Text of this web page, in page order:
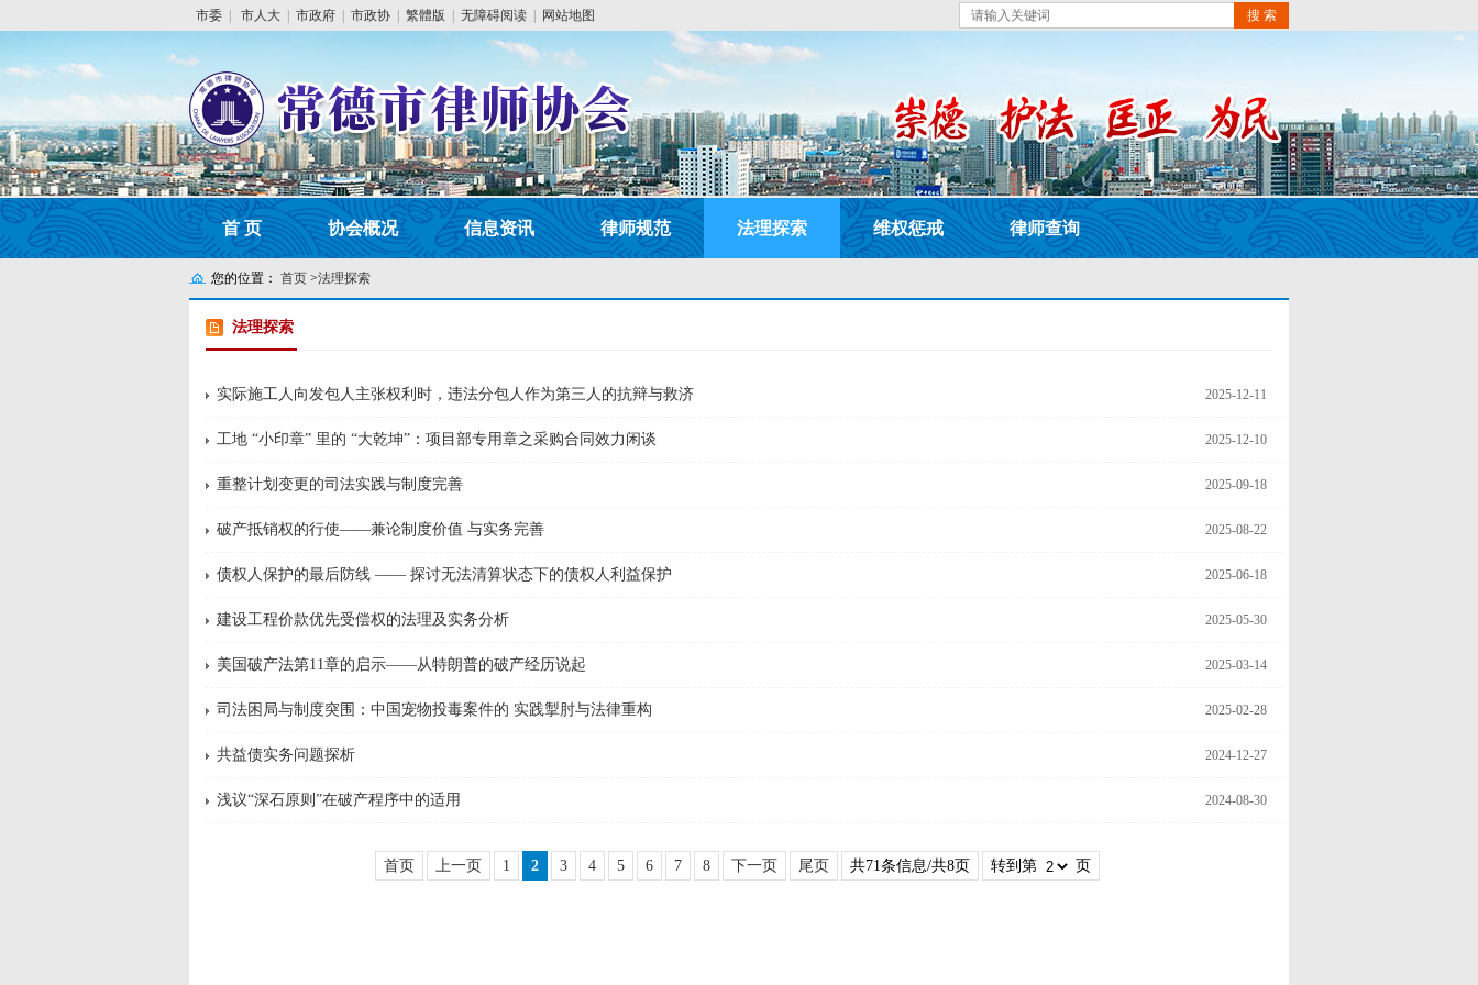
市委 市人大 市政府 市政协 繁體版 无障碍阅读 网站地图 搜 索
首 页 协会概况 信息资讯 律师规范 法理探索 维权惩戒 律师查询
您的位置： 首页 >法理探索
法理探索
2025-12-11
实际施工人向发包人主张权利时，违法分包人作为第三人的抗辩与救济
2025-12-10
工地 “小印章” 里的 “大乾坤”：项目部专用章之采购合同效力闲谈
2025-09-18
重整计划变更的司法实践与制度完善
2025-08-22
破产抵销权的行使——兼论制度价值 与实务完善
2025-06-18
债权人保护的最后防线 —— 探讨无法清算状态下的债权人利益保护
2025-05-30
建设工程价款优先受偿权的法理及实务分析
2025-03-14
美国破产法第11章的启示——从特朗普的破产经历说起
2025-02-28
司法困局与制度突围：中国宠物投毒案件的 实践掣肘与法律重构
2024-12-27
共益债实务问题探析
2024-08-30
浅议“深石原则”在破产程序中的适用
首页 上一页 1 2 3 4 5 6 7 8 下一页 尾页 共71条信息/共8页 转到第 页